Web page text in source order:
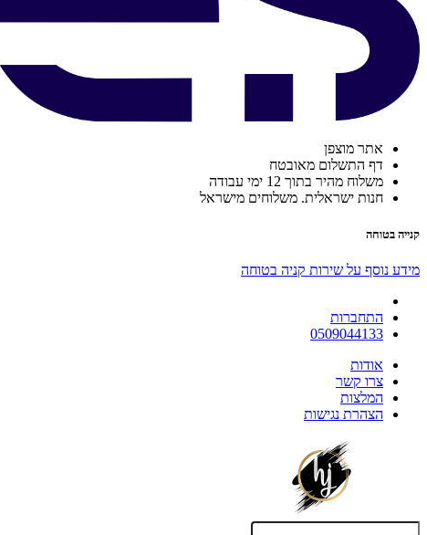
אתר מוצפן
דף התשלום מאובטח
משלוח מהיר בתוך 12 ימי עבודה
חנות ישראלית. משלוחים מישראל
קנייה בטוחה
מידע נוסף על שירות קניה בטוחה
התחברות
0509044133
אודות
צרו קשר
המלצות
הצהרת נגישות